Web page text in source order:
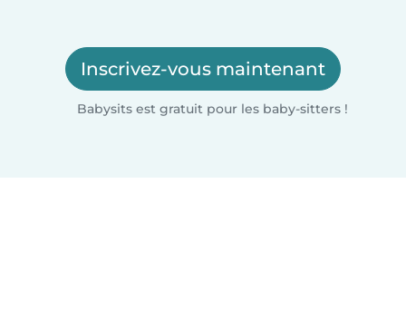
Inscrivez-vous maintenant
Babysits est gratuit pour les baby-sitters !